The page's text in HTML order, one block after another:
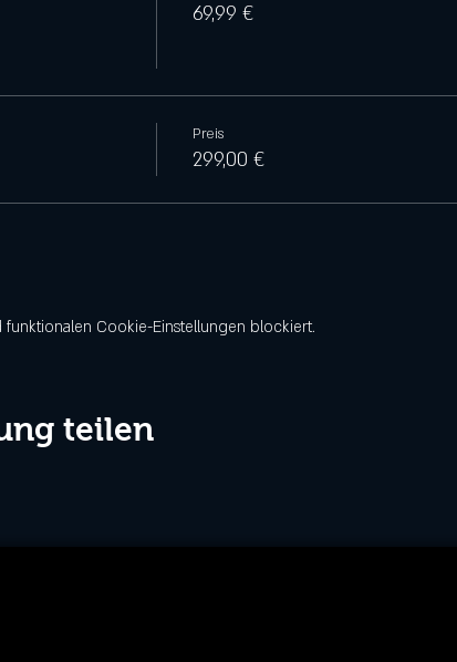
69,99 €
Preis
299,00 €
Cookie-Einstellungen blockiert.
teilen